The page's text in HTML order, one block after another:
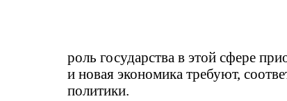
роль государства в этой сфере
и новая экономика требуют,
политики.